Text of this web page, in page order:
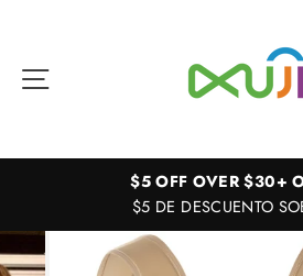
contenido
$5 OFF OVER $30+
$5 DE DESCUENTO